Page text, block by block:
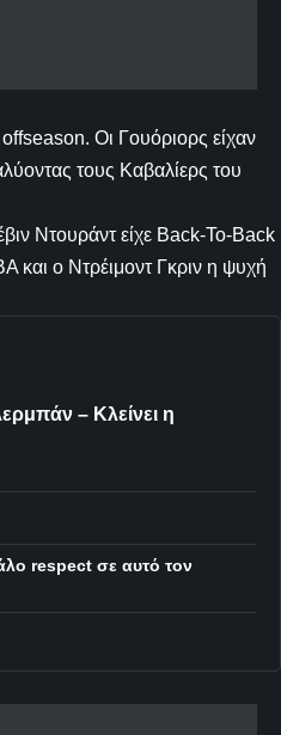
Οι Γουόριορς είχαν
τους Καβαλίερς του
Ντουράντ είχε Back-To-Back
ο Ντρέιμοντ Γκριν η ψυχή
– Κλείνει η
respect σε αυτό τον